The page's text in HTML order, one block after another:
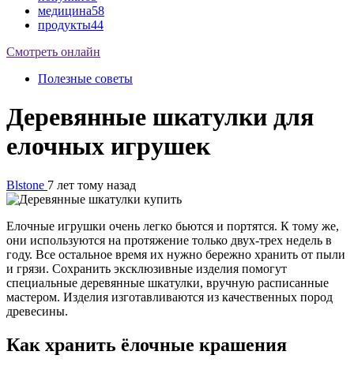
медицина58
продукты44
Смотреть онлайн
Полезные советы
Деревянные шкатулки для
елочных игрушек
Blstone 7 лет тому назад
Елочные игрушки очень легко бьются и портятся. К тому же,
они используются на протяжение только двух-трех недель в
году. Все остальное время их нужно бережно хранить от пыли
и грязи. Сохранить эксклюзивные изделия помогут
специальные деревянные шкатулки, вручную расписанные
мастером. Изделия изготавливаются из качественных пород
древесины.
Как хранить ёлочные крашения